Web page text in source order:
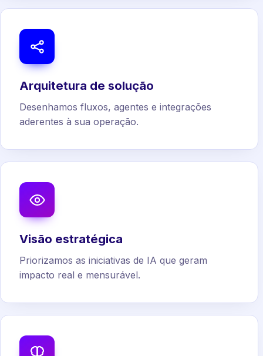
Arquitetura de solução
Desenhamos fluxos, agentes e integrações
aderentes à sua operação.
Visão estratégica
Priorizamos as iniciativas de IA que geram
impacto real e mensurável.